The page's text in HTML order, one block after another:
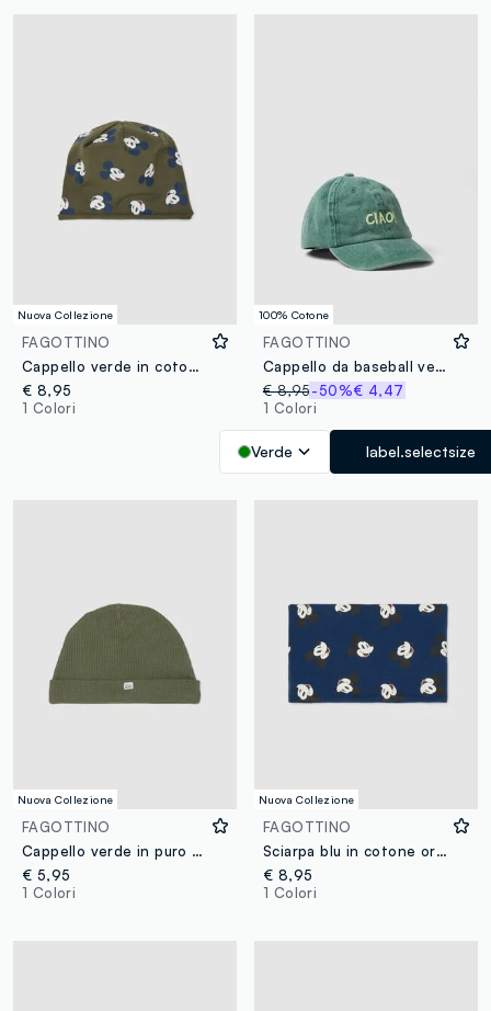
Nuova Collezione
FAGOTTINO
Cappello verde in cotone organico elasticizzato con stampa Mickey per bimbo
€ 8,95
1 Colori
100% Cotone
FAGOTTINO
Cappello da baseball verde in puro cotone da bimbo con scritta
€ 8,95-50%€ 4,47
1 Colori
Verde label.selectsize
Nuova Collezione
FAGOTTINO
Cappello verde in puro cotone organico a coste per neonati
€ 5,95
1 Colori
Nuova Collezione
FAGOTTINO
Sciarpa blu in cotone organico elasticizzato con stampa Mickey per bimbo
€ 8,95
1 Colori